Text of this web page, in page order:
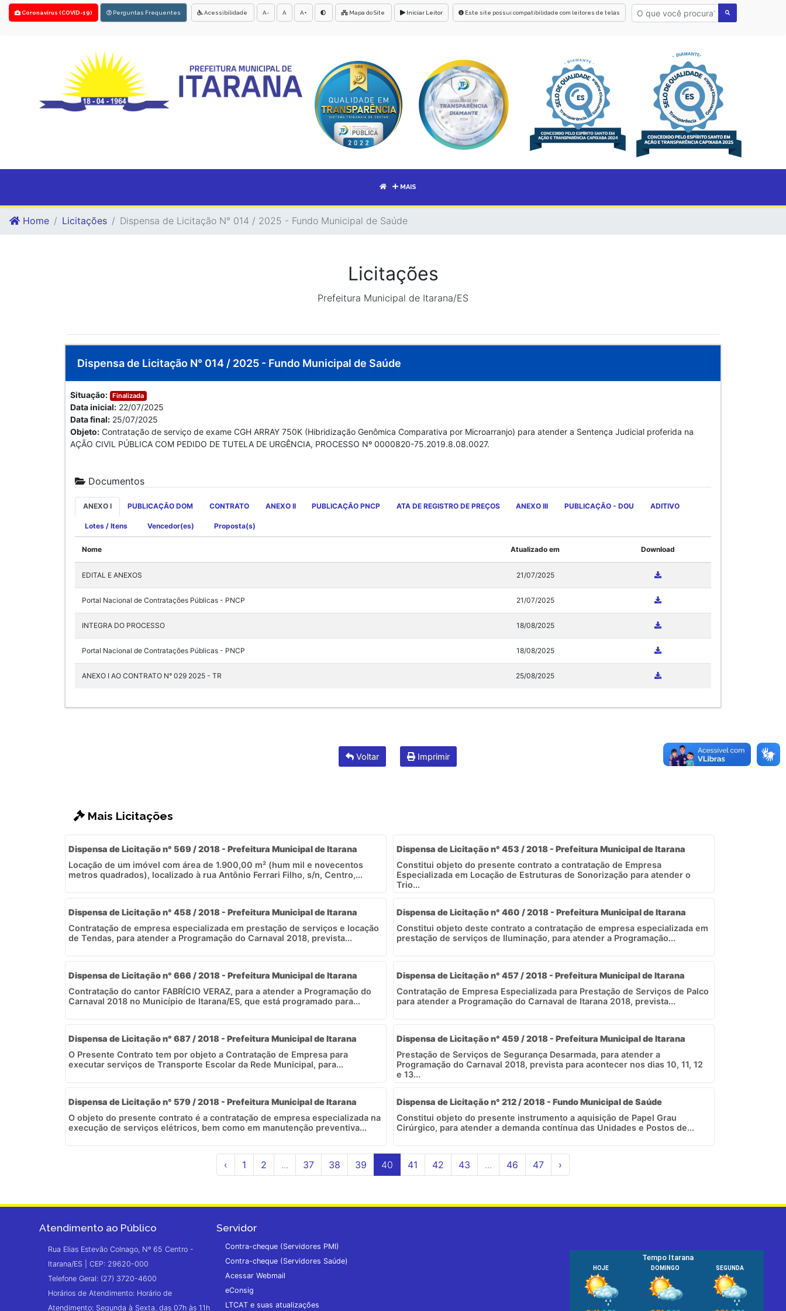
Coronavírus (COVID-19) Perguntas Frequentes Acessibilidade A- A A+ Mapa do Site Iniciar Leitor Este site possui compatibilidade com leitores de telas
MAIS
Home Licitações Dispensa de Licitação N° 014 / 2025 - Fundo Municipal de Saúde
Licitações
Prefeitura Municipal de Itarana/ES
Dispensa de Licitação N° 014 / 2025 - Fundo Municipal de Saúde
Situação: Finalizada
Data inicial: 22/07/2025
Data final: 25/07/2025
Objeto: Contratação de serviço de exame CGH ARRAY 750K (Hibridização Genômica Comparativa por Microarranjo) para atender a Sentença Judicial proferida na
AÇÃO CIVIL PÚBLICA COM PEDIDO DE TUTELA DE URGÊNCIA, PROCESSO Nº 0000820-75.2019.8.08.0027.
Documentos
ANEXO I PUBLICAÇÃO DOM CONTRATO ANEXO II PUBLICAÇÃO PNCP ATA DE REGISTRO DE PREÇOS ANEXO III PUBLICAÇÃO - DOU ADITIVO
Lotes / Itens Vencedor(es) Proposta(s)
Nome Atualizado em Download
EDITAL E ANEXOS 21/07/2025
Portal Nacional de Contratações Públicas - PNCP 21/07/2025
INTEGRA DO PROCESSO 18/08/2025
Portal Nacional de Contratações Públicas - PNCP 18/08/2025
ANEXO I AO CONTRATO N° 029 2025 - TR 25/08/2025
Voltar Imprimir
Mais Licitações
Dispensa de Licitação n° 569 / 2018 - Prefeitura Municipal de Itarana
Locação de um imóvel com área de 1.900,00 m² (hum mil e novecentos
metros quadrados), localizado à rua Antônio Ferrari Filho, s/n, Centro,...
Dispensa de Licitação n° 453 / 2018 - Prefeitura Municipal de Itarana
Constitui objeto do presente contrato a contratação de Empresa
Especializada em Locação de Estruturas de Sonorização para atender o
Trio...
Dispensa de Licitação n° 458 / 2018 - Prefeitura Municipal de Itarana
Contratação de empresa especializada em prestação de serviços e locação
de Tendas, para atender a Programação do Carnaval 2018, prevista...
Dispensa de Licitação n° 460 / 2018 - Prefeitura Municipal de Itarana
Constitui objeto deste contrato a contratação de empresa especializada em
prestação de serviços de Iluminação, para atender a Programação...
Dispensa de Licitação n° 666 / 2018 - Prefeitura Municipal de Itarana
Contratação do cantor FABRÍCIO VERAZ, para a atender a Programação do
Carnaval 2018 no Município de Itarana/ES, que está programado para...
Dispensa de Licitação n° 457 / 2018 - Prefeitura Municipal de Itarana
Contratação de Empresa Especializada para Prestação de Serviços de Palco
para atender a Programação do Carnaval de Itarana 2018, prevista...
Dispensa de Licitação n° 687 / 2018 - Prefeitura Municipal de Itarana
O Presente Contrato tem por objeto a Contratação de Empresa para
executar serviços de Transporte Escolar da Rede Municipal, para...
Dispensa de Licitação n° 459 / 2018 - Prefeitura Municipal de Itarana
Prestação de Serviços de Segurança Desarmada, para atender a
Programação do Carnaval 2018, prevista para acontecer nos dias 10, 11, 12
e 13...
Dispensa de Licitação n° 579 / 2018 - Prefeitura Municipal de Itarana
O objeto do presente contrato é a contratação de empresa especializada na
execução de serviços elétricos, bem como em manutenção preventiva...
Dispensa de Licitação n° 212 / 2018 - Fundo Municipal de Saúde
Constitui objeto do presente instrumento a aquisição de Papel Grau
Cirúrgico, para atender a demanda contínua das Unidades e Postos de...
‹ 1 2 ... 37 38 39 40 41 42 43 ... 46 47 ›
Atendimento ao Público
Rua Elias Estevão Colnago, Nº 65 Centro -
Itarana/ES | CEP: 29620-000
Telefone Geral: (27) 3720-4600
Horários de Atendimento: Horário de
Atendimento: Segunda à Sexta, das 07h às 11h
Servidor
Contra-cheque (Servidores PMI)
Contra-cheque (Servidores Saúde)
Acessar Webmail
eConsig
LTCAT e suas atualizações